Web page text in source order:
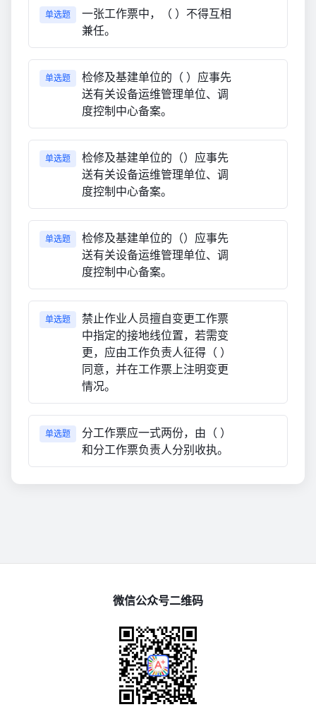
单选题
一张工作票中，（ ）不得互相
兼任。
单选题
检修及基建单位的（ ）应事先
送有关设备运维管理单位、调
度控制中心备案。
单选题
检修及基建单位的（）应事先
送有关设备运维管理单位、调
度控制中心备案。
单选题
检修及基建单位的（）应事先
送有关设备运维管理单位、调
度控制中心备案。
单选题
禁止作业人员擅自变更工作票
中指定的接地线位置，若需变
更，应由工作负责人征得（ ）
同意，并在工作票上注明变更
情况。
单选题
分工作票应一式两份，由（ ）
和分工作票负责人分别收执。
微信公众号二维码